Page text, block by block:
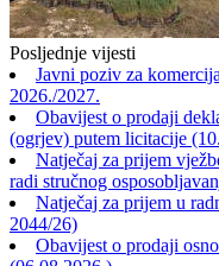
Posljednje vijesti
Javni poziv za
2026./2027.
Obavijest o prodaji
(ogrjev) putem licitacije
Natječaj za prijem
radi stručnog
Natječaj za prijem u
2044/26)
Obavijest o prodaji